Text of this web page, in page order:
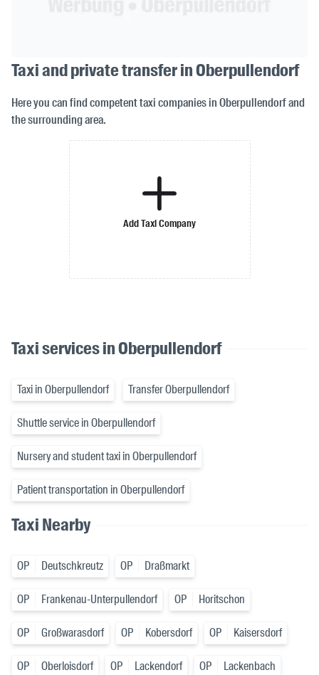
Taxi and private transfer in Oberpullendorf
Here you can find competent taxi companies in Oberpullendorf and
the surrounding area.
Add Taxi Company
Taxi services in Oberpullendorf
Taxi in Oberpullendorf Transfer Oberpullendorf
Shuttle service in Oberpullendorf
Nursery and student taxi in Oberpullendorf
Patient transportation in Oberpullendorf
Taxi Nearby
OP Deutschkreutz OP Draßmarkt
OP Frankenau-Unterpullendorf OP Horitschon
OP Großwarasdorf OP Kobersdorf OP Kaisersdorf
OP Oberloisdorf OP Lackendorf OP Lackenbach